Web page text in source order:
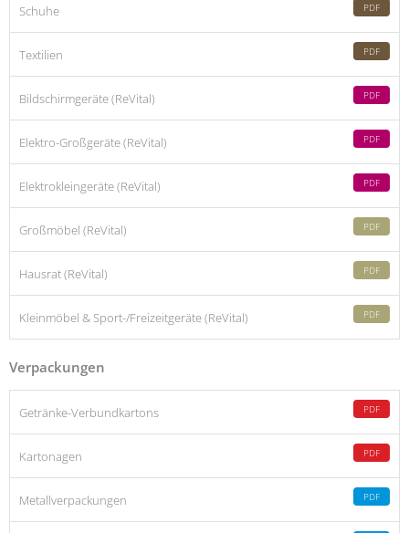
Schuhe PDF
Textilien PDF
Bildschirmgeräte (ReVital) PDF
Elektro-Großgeräte (ReVital) PDF
Elektrokleingeräte (ReVital) PDF
Großmöbel (ReVital) PDF
Hausrat (ReVital) PDF
Kleinmöbel & Sport-/Freizeitgeräte (ReVital) PDF
Verpackungen
Getränke-Verbundkartons PDF
Kartonagen PDF
Metallverpackungen PDF